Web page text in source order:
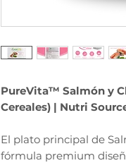
PureVita™ Salmón y
Cereales) | Nutri
El plato principal de
fórmula premium